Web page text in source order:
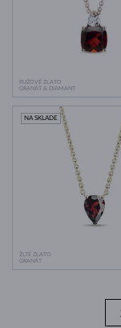
RUŽOVÉ ZLATO
GRANÁT & DIAMANT
ŽLTÉ ZLATO
GRANÁT
NA SKLADE